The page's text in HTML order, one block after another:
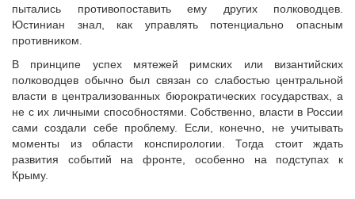
пытались противопоставить ему других полководцев.
Юстиниан знал, как управлять потенциально опасным
противником.
В принципе успех мятежей римских или византийских
полководцев обычно был связан со слабостью центральной
власти в централизованных бюрократических государствах, а
не с их личными способностями. Собственно, власти в России
сами создали себе проблему. Если, конечно, не учитывать
моменты из области конспирологии. Тогда стоит ждать
развития событий на фронте, особенно на подступах к
Крыму.